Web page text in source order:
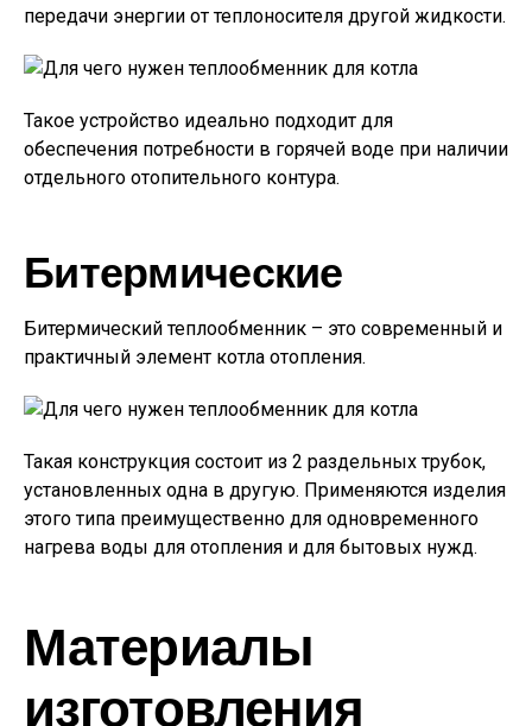
передачи энергии от теплоносителя другой жидкости.
Такое устройство идеально подходит для
обеспечения потребности в горячей воде при наличии
отдельного отопительного контура.
Битермические
Битермический теплообменник – это современный и
практичный элемент котла отопления.
Такая конструкция состоит из 2 раздельных трубок,
установленных одна в другую. Применяются изделия
этого типа преимущественно для одновременного
нагрева воды для отопления и для бытовых нужд.
Материалы
изготовления